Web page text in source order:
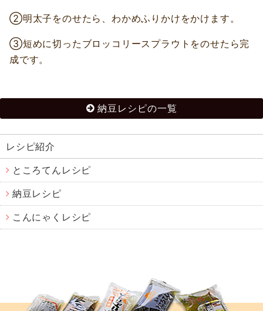
②明太子をのせたら、わかめふりかけをかけます。
③短めに切ったブロッコリースプラウトをのせたら完
成です。
納豆レシピの一覧
レシピ紹介
ところてんレシピ
納豆レシピ
こんにゃくレシピ